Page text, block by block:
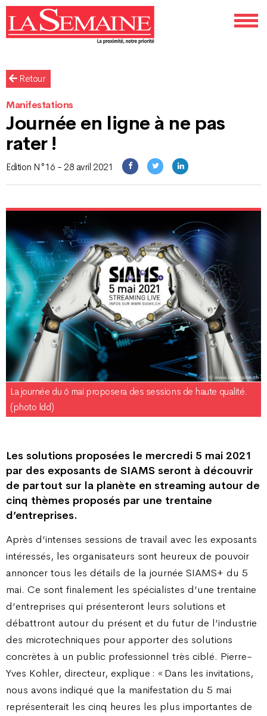
Retour
Manifestations
Journée en ligne à ne pas
rater !
Edition N°16 - 28 avril 2021
La journée du 6 mai proposera des sessions de haute qualité.
(photo ldd)
Les solutions proposées le mercredi 5 mai 2021
par des exposants de SIAMS seront à découvrir
de partout sur la planète en streaming autour de
cinq thèmes proposés par une trentaine
d’entreprises.
Après d’intenses sessions de travail avec les exposants
intéressés, les organisateurs sont heureux de pouvoir
annoncer tous les détails de la journée SIAMS+ du 5
mai. Ce sont finalement les spécialistes d’une trentaine
d’entreprises qui présenteront leurs solutions et
débattront autour du présent et du futur de l’industrie
des microtechniques pour apporter des solutions
concrètes à un public professionnel très ciblé. Pierre-
Yves Kohler, directeur, explique : « Dans les invitations,
nous avons indiqué que la manifestation du 5 mai
représenterait les cinq heures les plus importantes de